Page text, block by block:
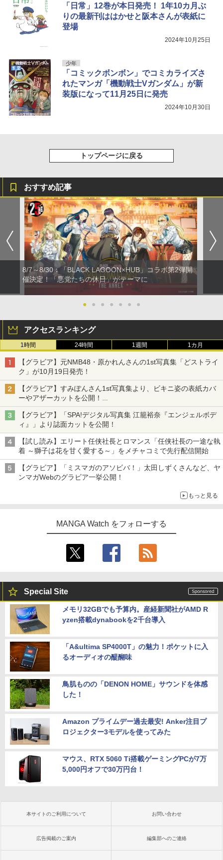
「日常」12巻が本日発売！ 1年10カ月ぶ
りの最新刊ははかせと阪本さんが表紙に
登場
2024年10月25日
少年
「コミックボンボン」でコミカライズさ
れたマンガ「機動戦士Vガンダム」が新
装版になって11月25日に発売
2024年10月30日
トップページに戻る
おすすめ記事
8/7～8/30：「BLACK LAGOON×HUB」コラボ第2弾開
催決定！「悪党たちの休日」がテーマに
● ● ● ● ● ● ●
アクセスランキング
1時間 24時間 1週間 1カ月
【グラビア】元NMB48・原かれんさんの1st写真集「どストライ
ク」が10月19日発売！
【グラビア】すみぽんさん1st写真集より、ビキニ姿の表紙カバ
ーやアザーカットを公開！
タイトルは「offcourt（オフコート）」に決定
【グラビア】「SPA!デジタル写真集 江籠裕奈『エンジェルボデ
ィ』」より誌面カットを公開！
【試し読み】エリート任侠社長とロマンス「任侠社長の一途な執
着 ～獅子は花を甘く愛する～」をメチャコミで先行配信開始
【グラビア】「ミスマガのアソビバ！」太田しずくさんなど、ヤ
ンマガWebのグラビア一挙公開！
もっと見る
MANGA Watch をフォローする
Special Site
メモリ32GBでも予算内。産経新聞社がAMD R
yzen搭載dynabookを2千台導入
「A&ultima SP4000T」の魅力！ポケットに入
るオーディオの醍醐味
鳥肌ものの「DENON HOME」サウンドを体感
した！
Amazon プライムデー過去最安! Anker注目プ
ロジェクター3モデルを使ってみた
マウス、RTX 5060 Ti搭載ゲーミングPCが7万
5,000円オフで30万円台！
本サイトのご利用について お問い合わせ
広告掲載のご案内 編集部へのご連絡